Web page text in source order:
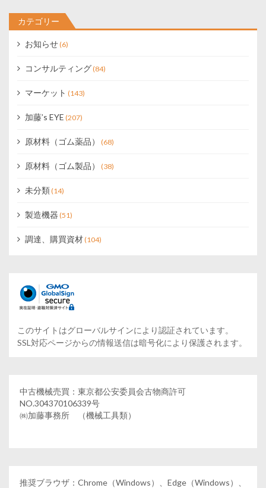
カテゴリー
お知らせ(6)
コンサルティング(84)
マーケット (143)
加藤’s EYE (207)
原材料（ゴム薬品） (68)
原材料（ゴム製品） (38)
未分類(14)
製造機器 (51)
調達、購買資材(104)
このサイトはグローバルサインにより認証されています。
SSL対応ページからの情報送信は暗号化により保護されます。
中古機械売買：東京都公安委員会古物商許可
NO.304370106339号
㈱加藤事務所 （機械工具類）
推奨ブラウザ：Chrome（Windows）、Edge（Windows）、